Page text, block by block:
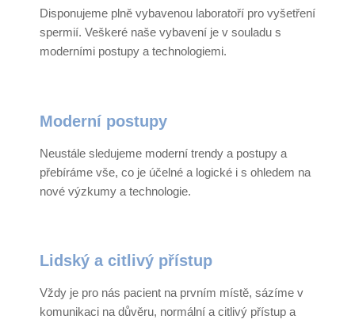
Disponujeme plně vybavenou laboratoří pro vyšetření
spermií. Veškeré naše vybavení je v souladu s
moderními postupy a technologiemi.
Moderní postupy
Neustále sledujeme moderní trendy a postupy a
přebíráme vše, co je účelné a logické i s ohledem na
nové výzkumy a technologie.
Lidský a citlivý přístup
Vždy je pro nás pacient na prvním místě, sázíme v
komunikaci na důvěru, normální a citlivý přístup a